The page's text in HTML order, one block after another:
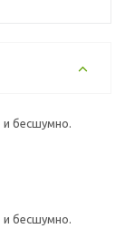
бесшумно.
бесшумно.